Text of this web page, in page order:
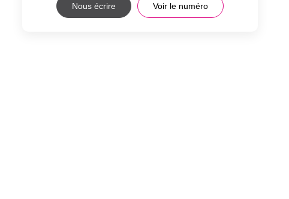
Nous écrire Voir le numéro